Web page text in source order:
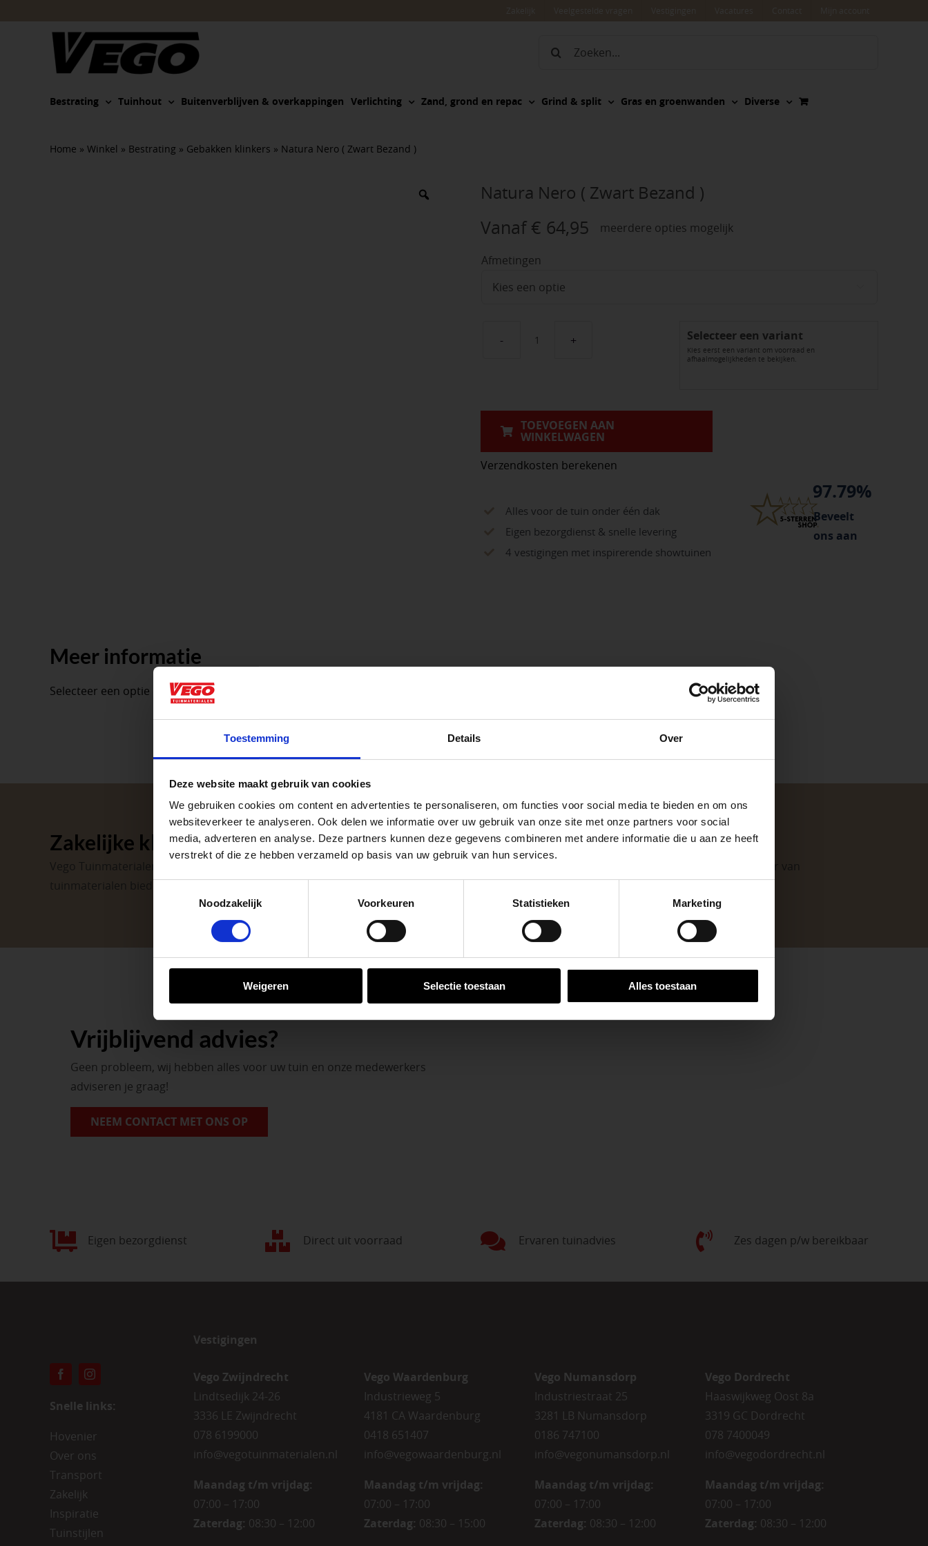
Toestemming Details Over
Deze website maakt gebruik van cookies
We gebruiken cookies om content en advertenties te personaliseren, om functies voor social media te bieden en om ons
websiteverkeer te analyseren. Ook delen we informatie over uw gebruik van onze site met onze partners voor social
media, adverteren en analyse. Deze partners kunnen deze gegevens combineren met andere informatie die u aan ze heeft
verstrekt of die ze hebben verzameld op basis van uw gebruik van hun services.
Noodzakelijk
Voorkeuren Statistieken Marketing
Weigeren Selectie toestaan Alles toestaan
Zoeken
Bestrating Tuinhout Buitenverblijven & overkappingen Verlichting Zand, grond en repac Grind & split Gras en groenwanden Diverse
Home » Winkel » Bestrating » Gebakken klinkers » Natura Nero ( Zwart Bezand )
Natura Nero ( Zwart Bezand )
Vanaf € 64,95 meerdere opties mogelijk
Afmetingen
Natura
Bezand
)
aantal
Selecteer een variant
Kies eerst een variant om voorraad en
afhaalmogelijkheden te bekijken.
TOEVOEGEN AAN
WINKELWAGEN
Verzendkosten berekenen
Alles voor de tuin onder één dak
Eigen bezorgdienst & snelle levering
4 vestigingen met inspirerende showtuinen
97.79%
Beveelt
ons aan
Meer informatie
Selecteer een optie om de productinformatie te tonen.
Zakelijke klant worden
Vego Tuinmaterialen is de meest geschikte partner voor zakelijke klanten op zoek naar tuin- en infraproducten. Als professionele leverancier van
tuinmaterialen bieden wij een breed assortiment aan producten van topkwaliteit. Lees meer over de
Vrijblijvend advies?
Geen probleem, wij hebben alles voor uw tuin en onze medewerkers
adviseren je graag!
NEEM CONTACT MET ONS OP
Eigen bezorgdienst Direct uit voorraad Ervaren tuinadvies Zes dagen p/w bereikbaar
Snelle links:
Hovenier
Over ons
Transport
Zakelijk
Inspiratie
Tuinstijlen
Vestigingen
Vego Zwijndrecht
Lindtsedijk 24-26
3336 LE Zwijndrecht
078 6199000
info@vegotuinmaterialen.nl
Maandag t/m vrijdag:
07:00 – 17:00
Zaterdag: 08:30 – 12:00
Vego Waardenburg
Industrieweg 5
4181 CA Waardenburg
0418 651407
info@vegowaardenburg.nl
Maandag t/m vrijdag:
07:00 – 17:00
Zaterdag: 08:30 – 15:00
Vego Numansdorp
Industriestraat 25
3281 LB Numansdorp
0186 747100
info@vegonumansdorp.nl
Maandag t/m vrijdag:
07:00 – 17:00
Zaterdag: 08:30 – 12:00
Vego Dordrecht
Haaswijkweg Oost 8a
3319 GC Dordrecht
078 7400049
info@vegodordrecht.nl
Maandag t/m vrijdag:
07:00 – 17:00
Zaterdag: 08:30 – 12:00
Aangepaste openingstijden tijdens de vakantieperiode
op zaterdag. Bekijk de vestigingspagina voor de actuele openingstijden.
Afsluiting Papendrechtse Brug
Met vier vestigingen en inspirerende showtuinen helpen we je graag bij iedere stap van jouw
tuinproject.
BEKIJK ONZE VESTIGINGEN